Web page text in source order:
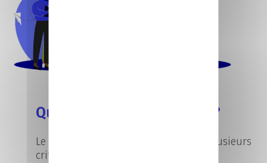
Quel salaire en alternance ?
Le salaire en alternance varie selon plusieurs
critères : l’âge de l’alternant, le type de